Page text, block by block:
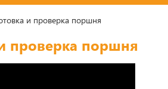
и проверка поршня
проверка поршня